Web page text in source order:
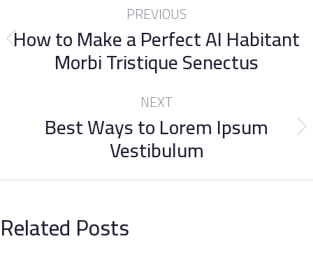
PREVIOUS
How to Make a Perfect AI Habitant
Morbi Tristique Senectus
NEXT
Best Ways to Lorem Ipsum
Vestibulum
Related Posts